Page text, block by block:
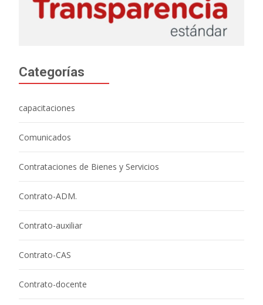
Categorías
capacitaciones
Comunicados
Contrataciones de Bienes y Servicios
Contrato-ADM.
Contrato-auxiliar
Contrato-CAS
Contrato-docente